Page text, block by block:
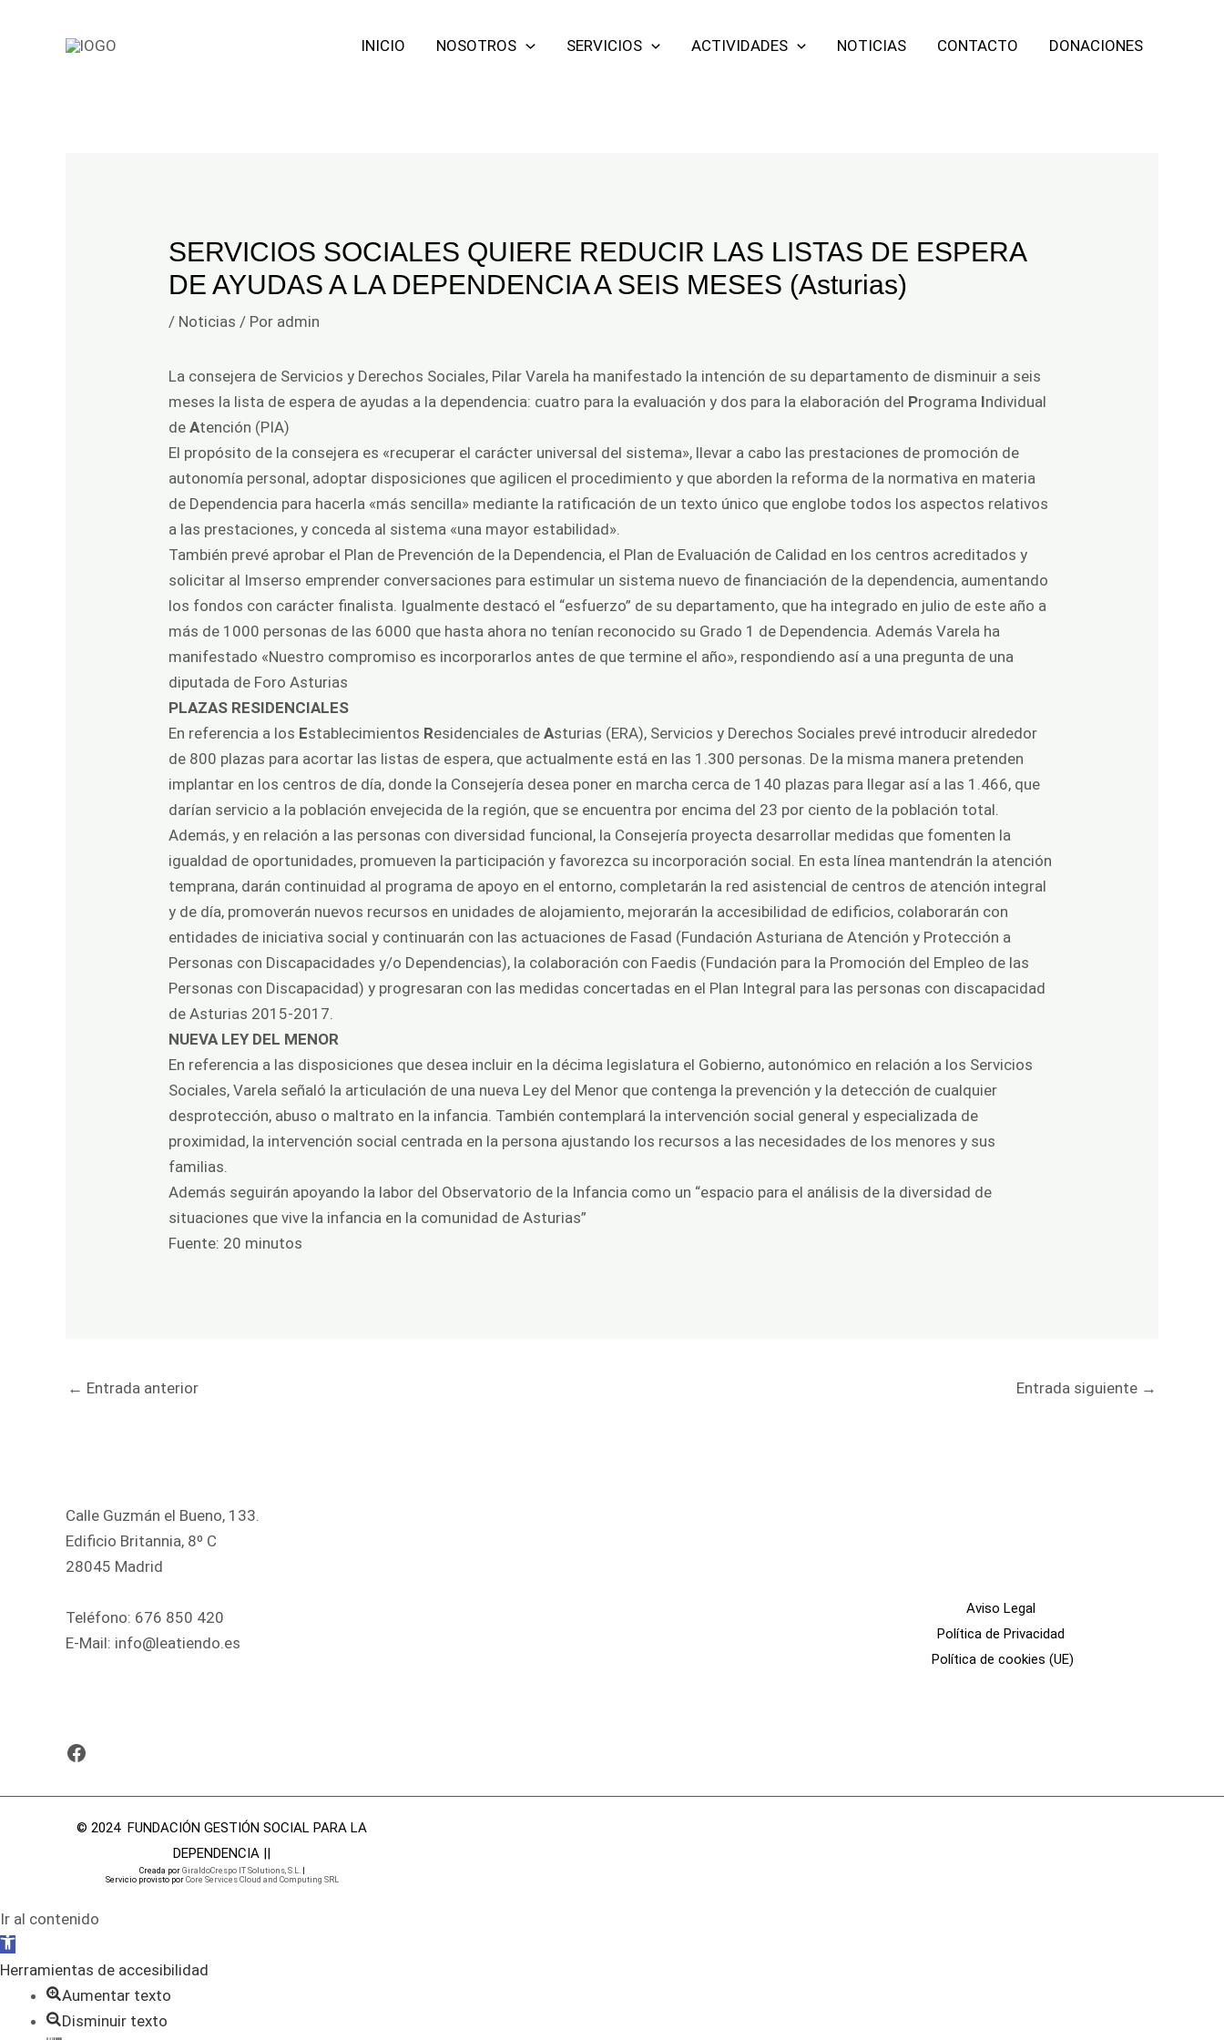
INICIO NOSOTROS SERVICIOS ACTIVIDADES NOTICIAS CONTACTO DONACIONES
SERVICIOS SOCIALES QUIERE REDUCIR LAS LISTAS DE ESPERA
DE AYUDAS A LA DEPENDENCIA A SEIS MESES (Asturias)
/ Noticias / Por admin
La consejera de Servicios y Derechos Sociales, Pilar Varela ha manifestado la intención de su departamento de disminuir a seis
meses la lista de espera de ayudas a la dependencia: cuatro para la evaluación y dos para la elaboración del Programa Individual
deAtención (PIA)
El propósito de la consejera es «recuperar el carácter universal del sistema», llevar a cabo las prestaciones de promoción de
autonomía personal, adoptar disposiciones que agilicen el procedimiento y que aborden la reforma de la normativa en materia
de Dependencia para hacerla «más sencilla» mediante la ratificación de un texto único que englobe todos los aspectos relativos
a las prestaciones, y conceda al sistema «una mayor estabilidad».
También prevé aprobar el Plan de Prevención de la Dependencia, el Plan de Evaluación de Calidad en los centros acreditados y
solicitar al Imserso emprender conversaciones para estimular un sistema nuevo de financiación de la dependencia, aumentando
los fondos con carácter finalista. Igualmente destacó el “esfuerzo” de su departamento, que ha integrado en julio de este año a
más de 1000 personas de las 6000 que hasta ahora no tenían reconocido su Grado 1 de Dependencia. Además Varela ha
manifestado «Nuestro compromiso es incorporarlos antes de que termine el año», respondiendo así a una pregunta de una
diputada de Foro Asturias
PLAZAS RESIDENCIALES
En referencia a los Establecimientos Residenciales deAsturias (ERA), Servicios y Derechos Sociales prevé introducir alrededor
de 800 plazas para acortar las listas de espera, que actualmente está en las 1.300 personas. De la misma manera pretenden
implantar en los centros de día, donde la Consejería desea poner en marcha cerca de 140 plazas para llegar así a las 1.466, que
darían servicio a la población envejecida de la región, que se encuentra por encima del 23 por ciento de la población total.
Además, y en relación a las personas con diversidad funcional, la Consejería proyecta desarrollar medidas que fomenten la
igualdad de oportunidades, promueven la participación y favorezca su incorporación social. En esta línea mantendrán la atención
temprana, darán continuidad al programa de apoyo en el entorno, completarán la red asistencial de centros de atención integral
y de día, promoverán nuevos recursos en unidades de alojamiento, mejorarán la accesibilidad de edificios, colaborarán con
entidades de iniciativa social y continuarán con las actuaciones de Fasad (Fundación Asturiana de Atención y Protección a
Personas con Discapacidades y/o Dependencias), la colaboración con Faedis (Fundación para la Promoción del Empleo de las
Personas con Discapacidad) y progresaran con las medidas concertadas en el Plan Integral para las personas con discapacidad
de Asturias 2015-2017.
NUEVA LEY DEL MENOR
En referencia a las disposiciones que desea incluir en la décima legislatura el Gobierno, autonómico en relación a los Servicios
Sociales, Varela señaló la articulación de una nueva Ley del Menor que contenga la prevención y la detección de cualquier
desprotección, abuso o maltrato en la infancia. También contemplará la intervención social general y especializada de
proximidad, la intervención social centrada en la persona ajustando los recursos a las necesidades de los menores y sus
familias.
Además seguirán apoyando la labor del Observatorio de la Infancia como un “espacio para el análisis de la diversidad de
situaciones que vive la infancia en la comunidad de Asturias”
Fuente: 20 minutos
de
← Entrada anterior Entrada siguiente →
Calle Guzmán el Bueno, 133.
Edificio Britannia, 8º C
28045 Madrid
Teléfono: 676 850 420
E-Mail: info@leatiendo.es
Aviso Legal
Política de Privacidad
Política de cookies (UE)
© 2024 FUNDACIÓN GESTIÓN SOCIAL PARA LA
DEPENDENCIA ||
Creada por GiraldoCrespo IT Solutions, S.L.|
Servicio provisto por Core Services Cloud and Computing SRL
Ir al contenido
Abrir
barra
herramientas
Herramientas de accesibilidad
Aumentar texto
Disminuir texto